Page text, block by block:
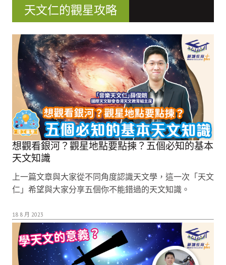
天文仁的觀星攻略
想觀看銀河？觀星地點要點揀？五個必知的基本
天文知識
上一篇文章與大家從不同角度認識天文學，這一次「天文
仁」希望與大家分享五個你不能錯過的天文知識。
18 8 月 2023